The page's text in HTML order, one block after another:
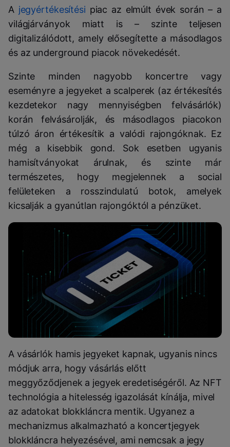
A jegyértékesítési piac az elmúlt évek során – a
világjárványok miatt is – szinte teljesen
digitalizálódott, amely elősegítette a másodlagos
és az underground piacok növekedését.
Szinte minden nagyobb koncertre vagy
eseményre a jegyeket a scalperek (az értékesítés
kezdetekor nagy mennyiségben felvásárlók)
korán felvásárolják, és másodlagos piacokon
túlzó áron értékesítik a valódi rajongóknak. Ez
még a kisebbik gond. Sok esetben ugyanis
hamisítványokat árulnak, és szinte már
természetes, hogy megjelennek a social
felületeken a rosszindulatú botok, amelyek
kicsalják a gyanútlan rajongóktól a pénzüket.
A vásárlók hamis jegyeket kapnak, ugyanis nincs
módjuk arra, hogy vásárlás előtt
meggyőződjenek a jegyek eredetiségéről. Az NFT
technológia a hitelesség igazolását kínálja, mivel
az adatokat blokkláncra mentik. Ugyanez a
mechanizmus alkalmazható a koncertjegyek
blokkláncra helyezésével, ami nemcsak a jegy